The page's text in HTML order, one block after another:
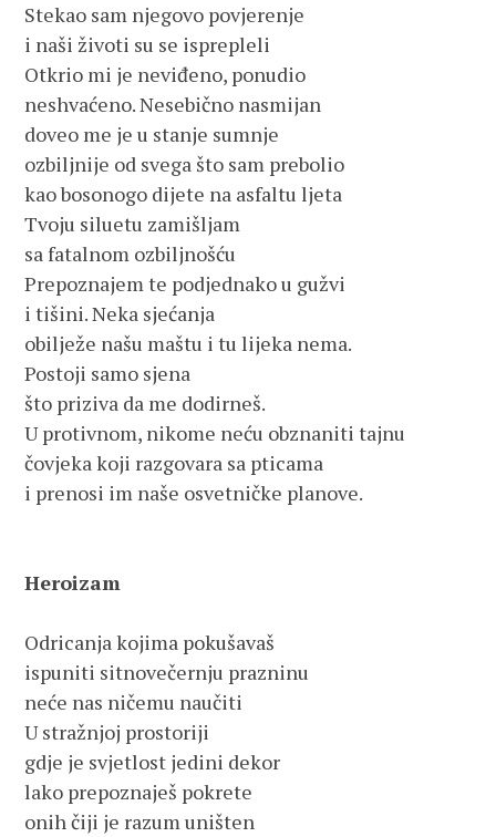
Stekao sam njegovo povjerenje
i naši životi su se isprepleli
Otkrio mi je neviđeno, ponudio
neshvaćeno. Nesebično nasmijan
doveo me je u stanje sumnje
ozbiljnije od svega što sam prebolio
kao bosonogo dijete na asfaltu ljeta
Tvoju siluetu zamišljam
sa fatalnom ozbiljnošću
Prepoznajem te podjednako u gužvi
i tišini. Neka sjećanja
obilježe našu maštu i tu lijeka nema.
Postoji samo sjena
što priziva da me dodirneš.
U protivnom, nikome neću obznaniti tajnu
čovjeka koji razgovara sa pticama
i prenosi im naše osvetničke planove.
Heroizam
Odricanja kojima pokušavaš
ispuniti sitnovečernju prazninu
neće nas ničemu naučiti
U stražnjoj prostoriji
gdje je svjetlost jedini dekor
lako prepoznaješ pokrete
onih čiji je razum uništen